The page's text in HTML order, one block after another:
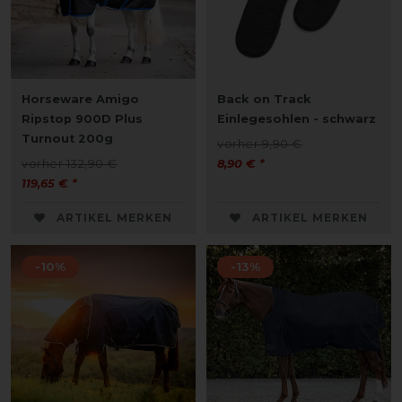
Horseware Amigo
Ripstop 900D Plus
Turnout 200g
vorher 132,90 €
119,65 € *
ARTIKEL MERKEN
Back on Track
Einlegesohlen - schwarz
vorher 9,90 €
8,90 € *
ARTIKEL MERKEN
-10% -13%